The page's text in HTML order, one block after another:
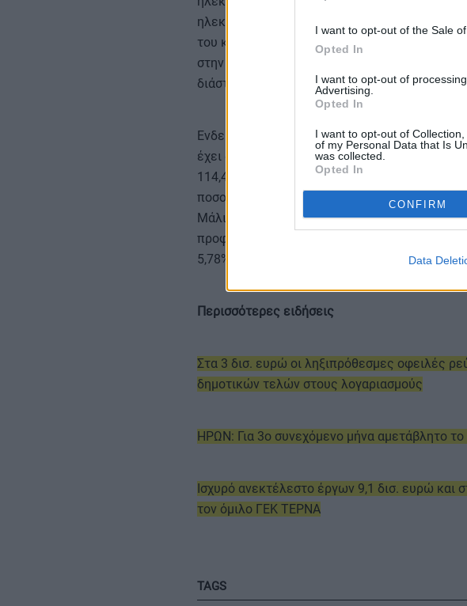
I want to opt-out of the Sale
Opted In
I want to opt-out of
Advertising.
Opted In
I want to opt-out of
of my Personal Data that Is
was collected.
Opted In
CONFIRM
Data
ηλεκτρικής ενέργειας στη χονδρική αγορά
του καλοκαιριού που μόλις αρχίζει. Τις
στην ελληνική αγορά ξεπερνάει τα 100
διάστημα.
Ενδεικτική της κατάστασης είναι η εικόνα
έχει διαμορφωθεί στα 100,74 ευρώ/MWh
114,46 ευρώ/MWh) παρά το γεγονός ότι η
ποσοστό 33,55% του μείγματος οδηγεί σε
Μάλιστα αξίζει να αναφερθεί ότι οι
προφανώς για λόγους ασφαλείας είναι και η
5,78%. Η συμμετοχή του λιγνίτη στο μείγμα
Περισσότερες ειδήσεις
Στα 3 δισ. ευρώ οι ληξιπρόθεσμες οφειλές
δημοτικών τελών στους λογαριασμούς
ΗΡΩΝ: Για 3ο συνεχόμενο μήνα αμετάβλητο το
Ισχυρό ανεκτέλεστο έργων 9,1 δισ. ευρώ
τον όμιλο ΓΕΚ ΤΕΡΝΑ
TAGS